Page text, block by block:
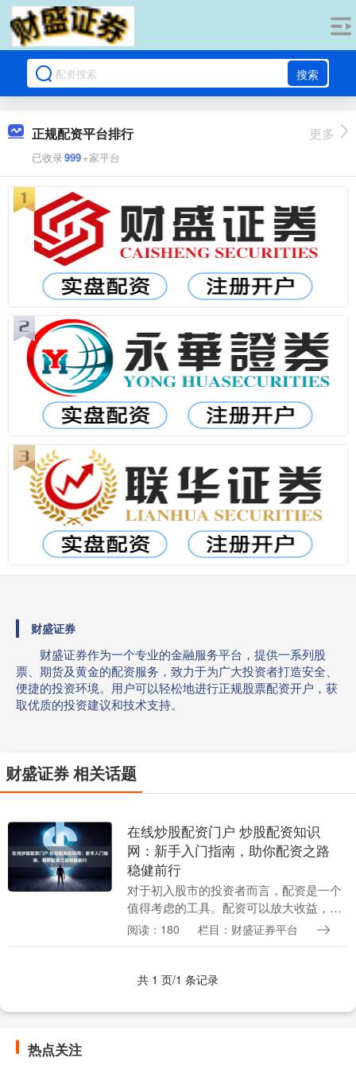
搜索
正规配资平台排行
已收录999+家平台
更多
财盛证券
财盛证券作为一个专业的金融服务平台，提供一系列股
票、期货及黄金的配资服务，致力于为广大投资者打造安全、
便捷的投资环境。用户可以轻松地进行正规股票配资开户，获
取优质的投资建议和技术支持。
财盛证券 相关话题
在线炒股配资门户 炒股配资知识
网：新手入门指南，助你配资之路
稳健前行
对于初入股市的投资者而言，配资是一个
值得考虑的工具。配资可以放大收益，但
同时也会增加风险。因此，新手在进行配
阅读：180 栏目：财盛证券平台
共 1 页/1 条记录
热点关注